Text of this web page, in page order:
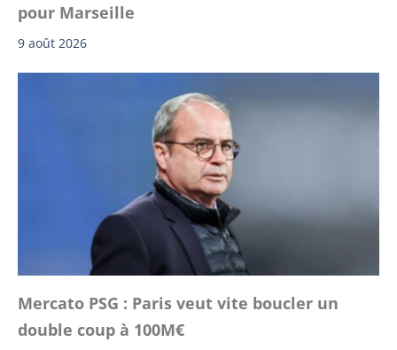
pour Marseille
9 août 2026
Mercato PSG : Paris veut vite boucler un
double coup à 100M€